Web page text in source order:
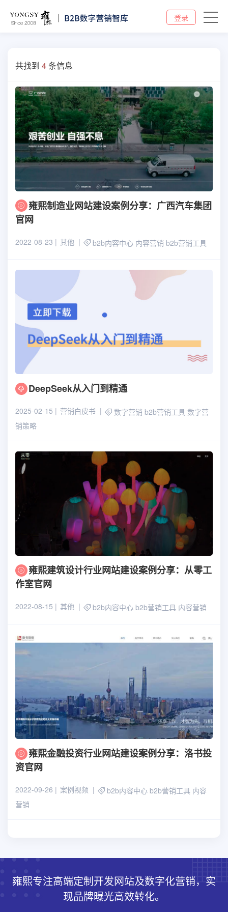
登录
共找到 4条信息
雍熙制造业网站建设案例分享：广西汽车集团
官网
2022-08-23 其他 b2b内容中心 内容营销 b2b营销工具
DeepSeek从入门到精通
2025-02-15 营销白皮书 数字营销 b2b营销工具 数字营
销策略
雍熙建筑设计行业网站建设案例分享：从零工
作室官网
2022-08-15 其他 b2b内容中心 b2b营销工具 内容营销
雍熙金融投资行业网站建设案例分享：洛书投
资官网
2022-09-26 案例视频 b2b内容中心 b2b营销工具 内容
营销
雍熙专注高端定制开发网站及数字化营销，实
现品牌曝光高效转化。